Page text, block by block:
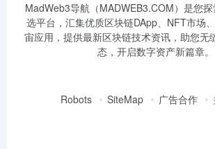
MadWeb3导航（MADWEB3.COM）是您
选平台，汇集优质区块链DApp、NFT市场
宙应用，提供最新区块链技术资讯，助您无
态，开启数字资产新篇章。
Robots SiteMap 广告合作